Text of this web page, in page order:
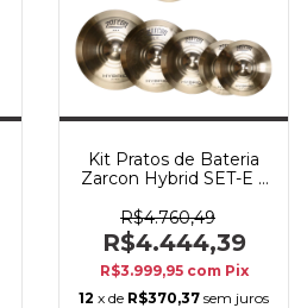
Kit Pratos de Bateria
Zarcon Hybrid SET-E 5
R$4.760,49
R$4.444,39
R$3.999,95 com Pix
12 x de R$370,37 sem juros